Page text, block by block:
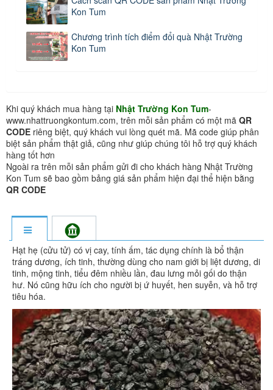
Kon Tum
Chương trình tích điểm đổi quà Nhật Trường
Kon Tum
Khi quý khách mua hàng tại Nhật Trường Kon Tum-
www.nhattruongkontum.com, trên mỗi sản phẩm có một mã QR
CODE riêng biệt, quý khách vui lòng quét mã. Mã code giúp phân
biệt sản phẩm thật giả, cũng như giúp chúng tôi hỗ trợ quý khách
hàng tốt hơn
Ngoài ra trên mỗi sản phẩm gửi đi cho khách hàng Nhật Trường
Kon Tum sẽ bao gồm bảng giá sản phẩm hiện đại thể hiện bằng
QR CODE
Hạt hẹ (cửu tử) có vị cay, tính ấm, tác dụng chính là bổ thận
tráng dương, ích tinh, thường dùng cho nam giới bị liệt dương, di
tinh, mộng tinh, tiểu đêm nhiều lần, đau lưng mỏi gối do thận
hư. Nó cũng hữu ích cho người bị ứ huyết, hen suyễn, và hỗ trợ
tiêu hóa.